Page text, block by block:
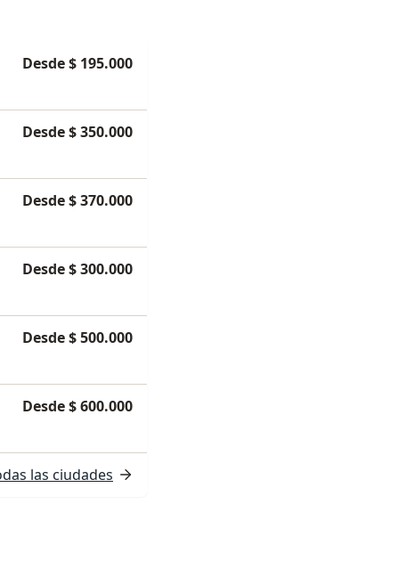
Desde $ 195.000
Desde $ 350.000
Desde $ 370.000
Desde $ 300.000
Desde $ 500.000
Desde $ 600.000
las ciudades